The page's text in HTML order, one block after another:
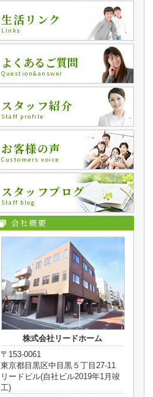
生活リンク
Links
よくあるご質問
Question&answer
スタッフ紹介
Staff profile
お客様の声
Customers voice
スタッフブログ
Staff blog
会社概要
株式会社リードホーム
〒153-0061
東京都目黒区中目黒５丁目27-11
リードビル(自社ビル2019年1月竣
工)